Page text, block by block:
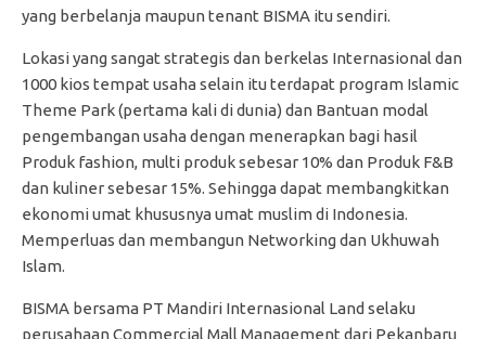
yang berbelanja maupun tenant BISMA itu sendiri.
Lokasi yang sangat strategis dan berkelas Internasional dan
1000 kios tempat usaha selain itu terdapat program Islamic
Theme Park (pertama kali di dunia) dan Bantuan modal
pengembangan usaha dengan menerapkan bagi hasil
Produk fashion, multi produk sebesar 10% dan Produk F&B
dan kuliner sebesar 15%. Sehingga dapat membangkitkan
ekonomi umat khususnya umat muslim di Indonesia.
Memperluas dan membangun Networking dan Ukhuwah
Islam.
BISMA bersama PT Mandiri Internasional Land selaku
perusahaan Commercial Mall Management dari Pekanbaru